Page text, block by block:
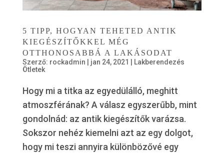
5 TIPP, HOGYAN TEHETED ANTIK
KIEGÉSZÍTŐKKEL MÉG
OTTHONOSABBÁ A LAKÁSODAT
Szerző: rockadmin jan 24, 2021
Lakberendezés
Ötletek
Hogy mi a titka az egyedülálló, meghitt
atmoszférának? A válasz egyszerűbb, mint
gondolnád: az antik kiegészítők varázsa.
Sokszor nehéz kiemelni azt az egy dolgot,
hogy mi teszi annyira különbözővé egy